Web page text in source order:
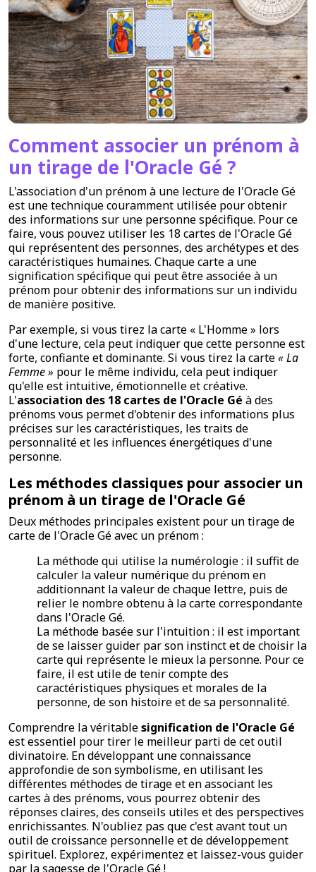
Comment associer un prénom à
un tirage de l'Oracle Gé ?
L'association d'un prénom à une lecture de l'Oracle Gé
est une technique couramment utilisée pour obtenir
des informations sur une personne spécifique. Pour ce
faire, vous pouvez utiliser les 18 cartes de l'Oracle Gé
qui représentent des personnes, des archétypes et des
caractéristiques humaines. Chaque carte a une
signification spécifique qui peut être associée à un
prénom pour obtenir des informations sur un individu
de manière positive.
Par exemple, si vous tirez la carte « L'Homme » lors
d'une lecture, cela peut indiquer que cette personne est
forte, confiante et dominante. Si vous tirez la carte« La
Femme » pour le même individu, cela peut indiquer
qu'elle est intuitive, émotionnelle et créative.
L'association des 18 cartes de l'Oracle Gé à des
prénoms vous permet d'obtenir des informations plus
précises sur les caractéristiques, les traits de
personnalité et les influences énergétiques d'une
personne.
Les méthodes classiques pour associer un
prénom à un tirage de l'Oracle Gé
Deux méthodes principales existent pour un tirage de
carte de l'Oracle Gé avec un prénom :
La méthode qui utilise la numérologie : il suffit de
calculer la valeur numérique du prénom en
additionnant la valeur de chaque lettre, puis de
relier le nombre obtenu à la carte correspondante
dans l'Oracle Gé.
La méthode basée sur l'intuition : il est important
de se laisser guider par son instinct et de choisir la
carte qui représente le mieux la personne. Pour ce
faire, il est utile de tenir compte des
caractéristiques physiques et morales de la
personne, de son histoire et de sa personnalité.
Comprendre la véritablesignification de l'Oracle Gé
est essentiel pour tirer le meilleur parti de cet outil
divinatoire. En développant une connaissance
approfondie de son symbolisme, en utilisant les
différentes méthodes de tirage et en associant les
cartes à des prénoms, vous pourrez obtenir des
réponses claires, des conseils utiles et des perspectives
enrichissantes. N'oubliez pas que c'est avant tout un
outil de croissance personnelle et de développement
spirituel. Explorez, expérimentez et laissez-vous guider
par la sagesse de l'Oracle Gé !